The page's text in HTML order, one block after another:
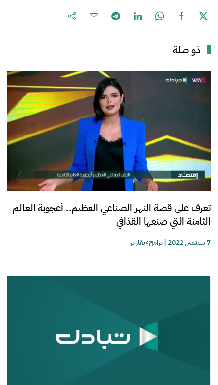
ذو صلة
تعرف على قصة النهر الصناعي العظيم.. أعجوبة العالم
الثامنة التي صنعها القذافي
7 سبتمبر, 2022 |برامج>تقارير